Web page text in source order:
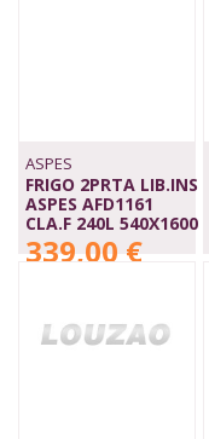
ASPES
FRIGO 2PRTA LIB.INS
ASPES AFD1161
CLA.F 240L 540X1600
339,00 €